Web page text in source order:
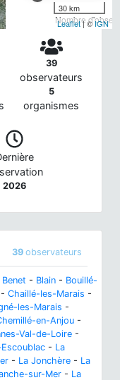
Nombre
30 km
Leaflet| ©IGN
39
observateurs
5
organismes
2026
39 observateurs
Benet - Blain - Bouillé-
- Chaillé-les-Marais -
les-Marais -
en-Anjou -
Val-de-Loire -
- La
- La Jonchère - La
sur-Mer - La